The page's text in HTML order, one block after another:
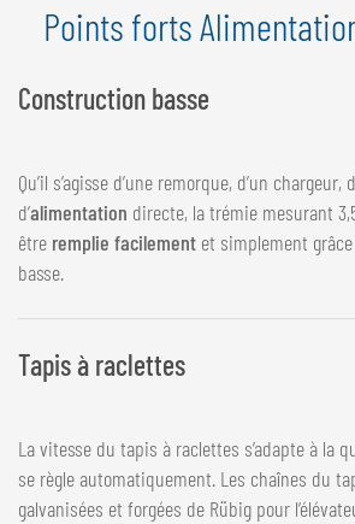
Points forts
Construction basse
Qu’il s’agisse d’une remorque, d’un chargeur,
d’alimentation directe, la trémie mesurant
être remplie facilement et simplement
basse.
Tapis à raclettes
La vitesse du tapis à raclettes s’adapte à la
se règle automatiquement. Les chaînes du
galvanisées et forgées de Rübig pour